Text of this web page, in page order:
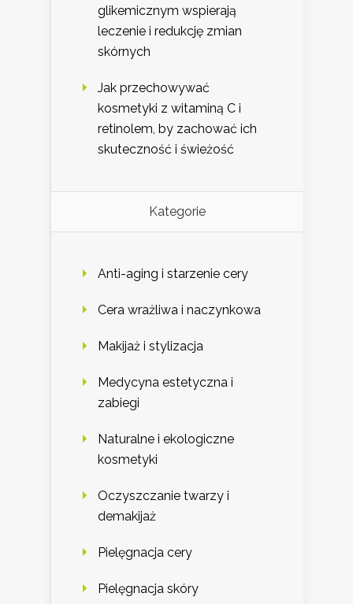
glikemicznym wspierają
leczenie i redukcję zmian
skórnych
Jak przechowywać
kosmetyki z witaminą C i
retinolem, by zachować ich
skuteczność i świeżość
Kategorie
Anti-aging i starzenie cery
Cera wrażliwa i naczynkowa
Makijaż i stylizacja
Medycyna estetyczna i
zabiegi
Naturalne i ekologiczne
kosmetyki
Oczyszczanie twarzy i
demakijaż
Pielęgnacja cery
Pielęgnacja skóry